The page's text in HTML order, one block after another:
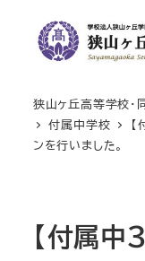
狭山ヶ丘高等学校・
付属中学校
ンを行いました。
【付属中